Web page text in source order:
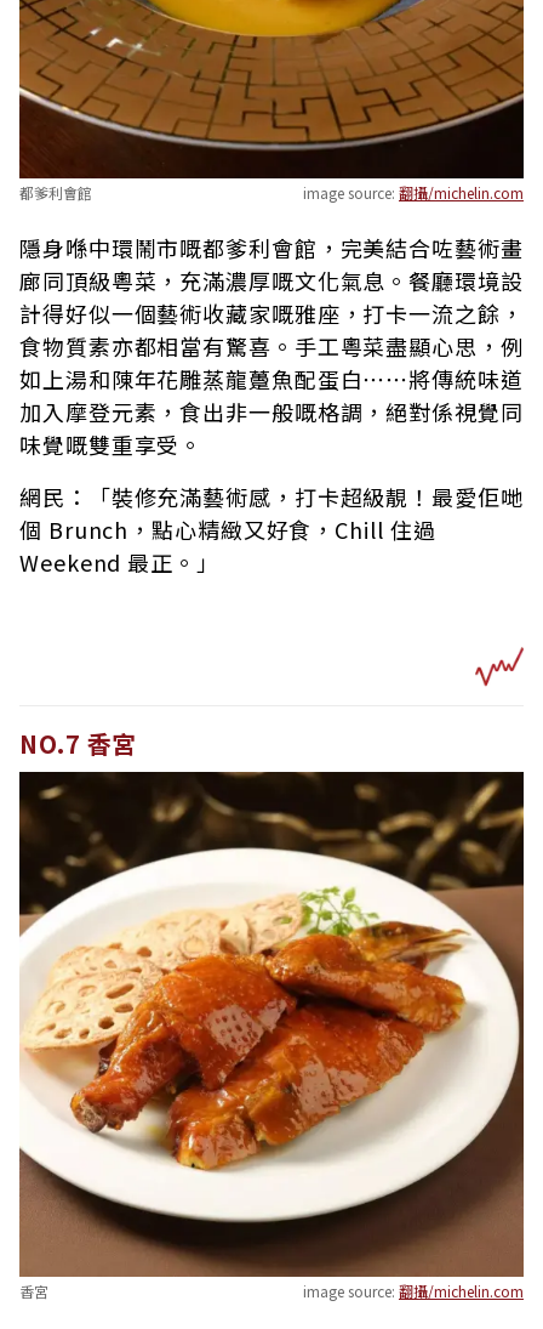
都爹利會館 image source: 翻攝/michelin.com
隱身喺中環鬧市嘅都爹利會館，完美結合咗藝術畫
廊同頂級粵菜，充滿濃厚嘅文化氣息。餐廳環境設
計得好似一個藝術收藏家嘅雅座，打卡一流之餘，
食物質素亦都相當有驚喜。手工粵菜盡顯心思，例
如上湯和陳年花雕蒸龍躉魚配蛋白⋯⋯將傳統味道
加入摩登元素，食出非一般嘅格調，絕對係視覺同
味覺嘅雙重享受。
網民：「裝修充滿藝術感，打卡超級靚！最愛佢哋
個 Brunch，點心精緻又好食，Chill 住過
Weekend 最正。」
NO.7 香宮
香宮 image source: 翻攝/michelin.com